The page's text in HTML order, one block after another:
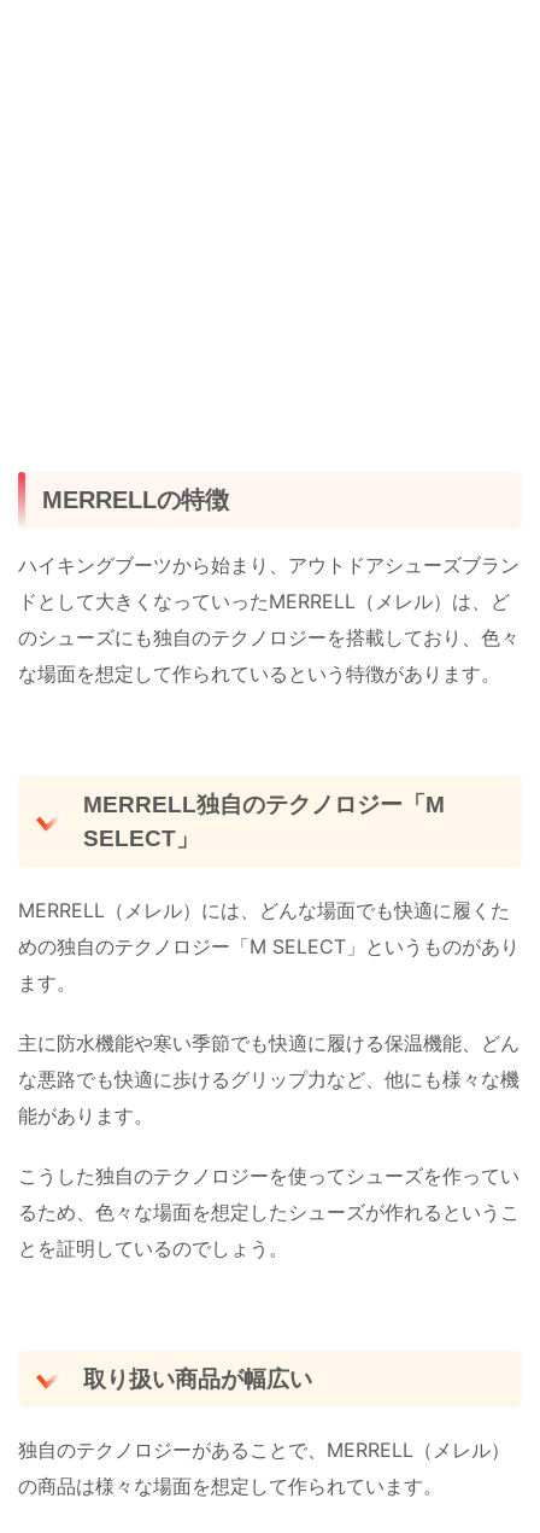
MERRELLの特徴
ハイキングブーツから始まり、アウトドアシューズブラン
ドとして大きくなっていったMERRELL（メレル）は、ど
のシューズにも独自のテクノロジーを搭載しており、色々
な場面を想定して作られているという特徴があります。
MERRELL独自のテクノロジー「M
SELECT」
MERRELL（メレル）には、どんな場面でも快適に履くた
めの独自のテクノロジー「M SELECT」というものがあり
ます。
主に防水機能や寒い季節でも快適に履ける保温機能、どん
な悪路でも快適に歩けるグリップ力など、他にも様々な機
能があります。
こうした独自のテクノロジーを使ってシューズを作ってい
るため、色々な場面を想定したシューズが作れるというこ
とを証明しているのでしょう。
取り扱い商品が幅広い
独自のテクノロジーがあることで、MERRELL（メレル）
の商品は様々な場面を想定して作られています。